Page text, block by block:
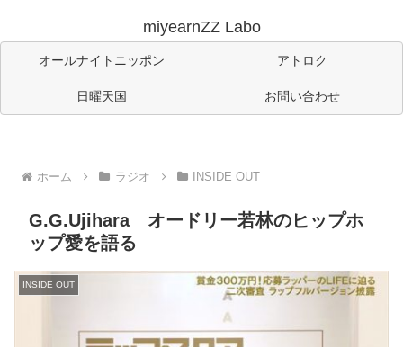
miyearnZZ Labo
オールナイトニッポン アトロク
日曜天国 お問い合わせ
ホーム ラジオ INSIDE OUT
G.G.Ujihara オードリー若林のヒップホ
ップ愛を語る
INSIDE OUT